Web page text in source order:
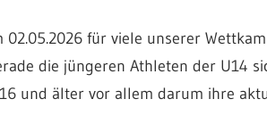
02.05.2026 für viele unserer
die jüngeren Athleten der U14
und älter vor allem darum ihre